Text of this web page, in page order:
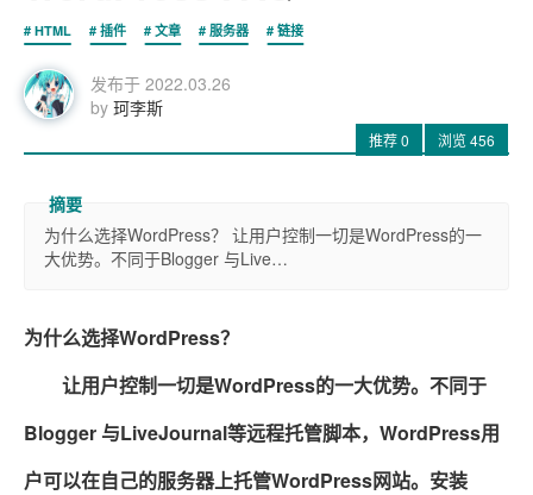
HTML 插件 文章 服务器 链接
发布于 2022.03.26
by 珂李斯
推荐0 浏览456
为什么选择WordPress？ 让用户控制一切是WordPress的一
大优势。不同于Blogger 与Live…
为什么选择WordPress？
让用户控制一切是WordPress的一大优势。不同于
Blogger 与LiveJournal等远程托管脚本，WordPress用
户可以在自己的服务器上托管WordPress网站。安装